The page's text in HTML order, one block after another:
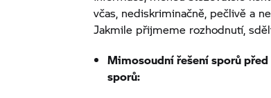
včas, nediskriminačně, pečlivě a
Jakmile přijmeme rozhodnutí,
Mimosoudní řešení sporů
sporů: